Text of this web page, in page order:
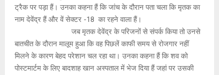
ट्रैक पर पड़ा हैं। उनका कहना हैं कि जांच के दौरान पता चला कि मृतक का
नाम देवेंद्र हैं और वें सेक्टर -18 का रहने वाला हैं।
जब मृतक देवेंद्र के परिजनों से संपर्क किया तो उनसे
बातचीत के दौरान मालूम हुआ कि वह पिछलें काफी समय से रोजगार नहीं
मिलने के कारण बेहद परेशान चल रहा था। उनका कहना हैं कि शव को
पोस्टमार्टम के लिए बादशाह खान अस्पताल में भेज दिया हैं जहां पर उसकी